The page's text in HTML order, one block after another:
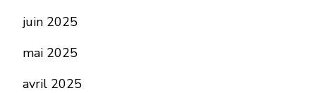
juin 2025
mai 2025
avril 2025